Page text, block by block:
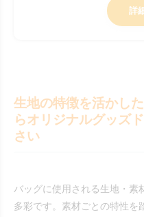
詳
生地の特徴を活かし
らオリジナルグッズ
さい
バッグに使用される生地・素
多彩です。素材ごとの特性を